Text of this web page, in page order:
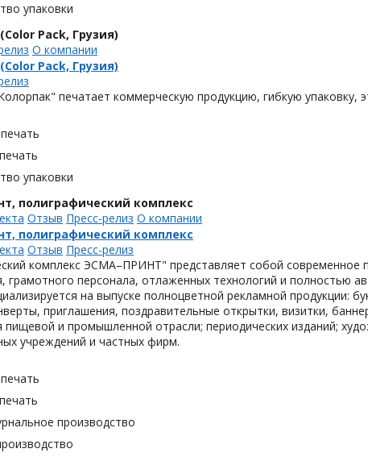
упаковки
Pack, Грузия)
О компании
Pack, Грузия)
печатает коммерческую продукцию, гибкую упаковку,
упаковки
полиграфический комплекс
Отзыв Пресс-релиз О компании
полиграфический комплекс
Отзыв Пресс-релиз
комплекс ЭСМА–ПРИНТ" представляет собой современное
грамотного персонала, отлаженных технологий и полностью
на выпуске полноцветной рекламной продукции:
приглашения, поздравительные открытки, визитки,
пищевой и промышленной отрасли; периодических изданий;
учреждений и частных фирм.
производство